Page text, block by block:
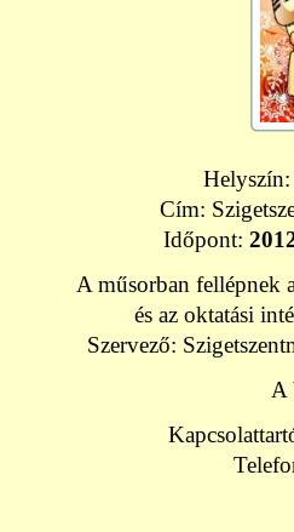
Cím:
Időpont:
A műsorban fellépnek
és az oktatási
Szervező:
A